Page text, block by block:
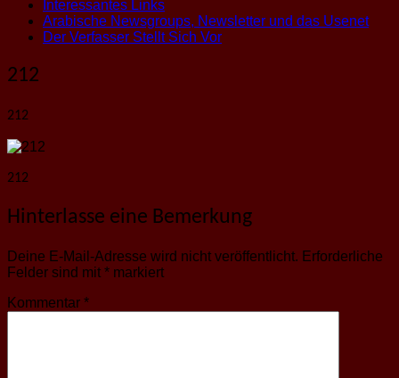
Interessantes Links
Arabische Newsgroups, Newsletter und das Usenet
Der Verfasser Stellt Sich Vor
212
212
212
Hinterlasse eine Bemerkung
Deine E-Mail-Adresse wird nicht veröffentlicht. Erforderliche
Felder sind mit * markiert
Kommentar *